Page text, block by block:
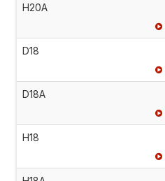
H20A
D18
D18A
H18